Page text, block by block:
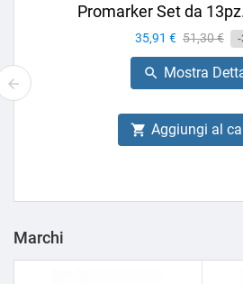
Promarker Set da
Prezzo
35,91 € Prezzo
base
51,30 € -
 Mostra
 Aggiungi al
Marchi